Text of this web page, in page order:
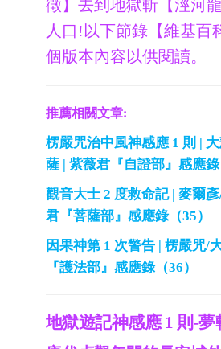
徵】去到地獄斬【涇河
人口!以下節錄【維基百
個版本內容以供閱讀。
推薦相關文章:
楞嚴咒治中風神感應 1 則 |
薩 | 紫薇君『自證部』感應錄
觀音大士 2 度救命記 | 麥爾
君『菩薩部』感應錄（35）
因果神第 1 次警告 | 楞嚴咒/
『護法部』感應錄（36）
地獄遊記神感應 1 則-夢